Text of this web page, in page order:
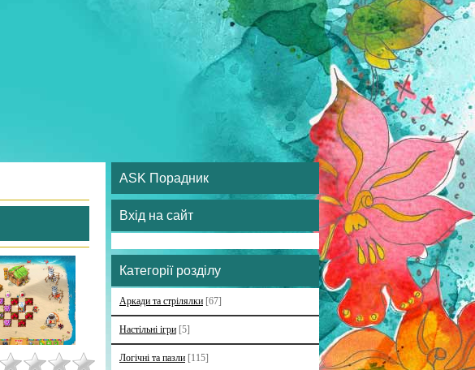
ASK Порадник
Вхід на сайт
Категорії розділу
Аркади та стрілялки [67]
Настільні ігри [5]
Логічні та пазли [115]